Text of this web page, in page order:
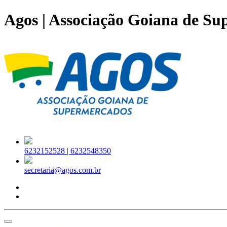
Agos | Associação Goiana de
6232152528 | 6232548350
secretaria@agos.com.br